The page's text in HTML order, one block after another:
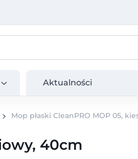
Aktualności
Mop płaski CleanPRO MOP 05,
40cm